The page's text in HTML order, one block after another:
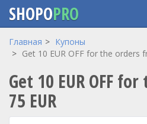
Перейти
содержанию
SHOPOPRO
Главная
Купоны
Get 10 EUR OFF for the orders
Get 10 EUR OFF
75 EUR